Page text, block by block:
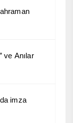
ve Anılar
imza